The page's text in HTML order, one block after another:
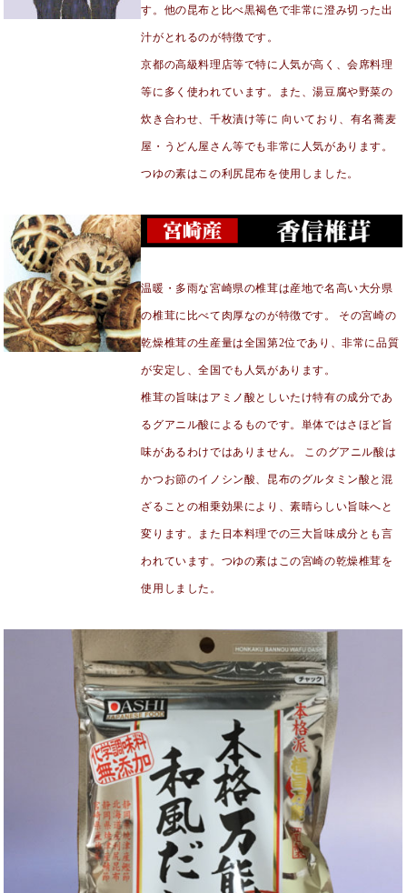
す。他の昆布と比べ黒褐色で非常に澄み切った出
汁がとれるのが特徴です。
京都の高級料理店等で特に人気が高く、会席料理
等に多く使われています。また、湯豆腐や野菜の
炊き合わせ、千枚漬け等に 向いており、有名蕎麦
屋・うどん屋さん等でも非常に人気があります。
つゆの素はこの利尻昆布を使用しました。
温暖・多雨な宮崎県の椎茸は産地で名高い大分県
の椎茸に比べて肉厚なのが特徴です。 その宮崎の
乾燥椎茸の生産量は全国第2位であり、非常に品質
が安定し、全国でも人気があります。
椎茸の旨味はアミノ酸としいたけ特有の成分であ
るグアニル酸によるものです。単体ではさほど旨
味があるわけではありません。 このグアニル酸は
かつお節のイノシン酸、昆布のグルタミン酸と混
ざることの相乗効果により、素晴らしい旨味へと
変ります。また日本料理での三大旨味成分とも言
われています。つゆの素はこの宮崎の乾燥椎茸を
使用しました。